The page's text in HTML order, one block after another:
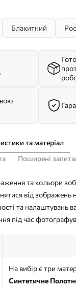
Блакитний
та матеріал
Поширені
та кольори
від зображень
та налаштувань
під час
На вибір є три
Синтетичне